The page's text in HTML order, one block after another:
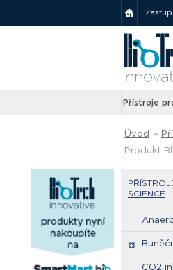
Přístroje
Úvod »
Produkt
SCIENCE
CO2